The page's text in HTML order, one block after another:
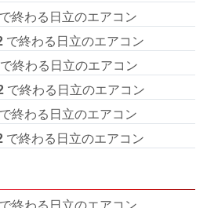
で終わる日立のエアコン
で終わる日立のエアコン
で終わる日立のエアコン
で終わる日立のエアコン
で終わる日立のエアコン
で終わる日立のエアコン
で終わる日立のエアコン